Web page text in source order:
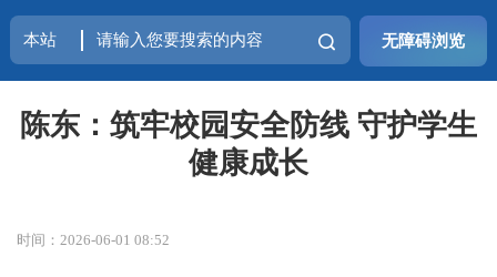
无障碍浏览
陈东：筑牢校园安全防线 守护学生
健康成长
时间：2026-06-01 08:52